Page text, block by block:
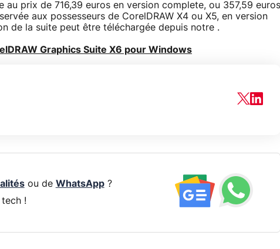
au prix de 716,39 euros en version complete, ou 357,59 euros
aux possesseurs de CorelDRAW X4 ou X5, en version
de la suite peut être téléchargée depuis notre .
Graphics Suite X6 pour Windows
ou de WhatsApp?
!